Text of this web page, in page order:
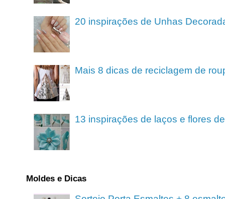
20 inspirações de Unhas
Mais 8 dicas de reciclagem de
13 inspirações de laços e flores
Moldes e Dicas